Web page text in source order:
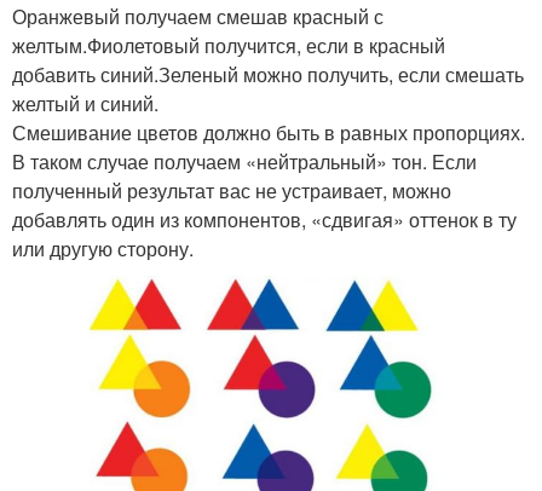
Оранжевый получаем смешав красный с
желтым.Фиолетовый получится, если в красный
добавить синий.Зеленый можно получить, если смешать
желтый и синий.
Смешивание цветов должно быть в равных пропорциях.
В таком случае получаем «нейтральный» тон. Если
полученный результат вас не устраивает, можно
добавлять один из компонентов, «сдвигая» оттенок в ту
или другую сторону.